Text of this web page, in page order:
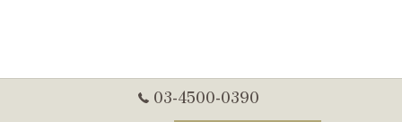
03-4500-0390